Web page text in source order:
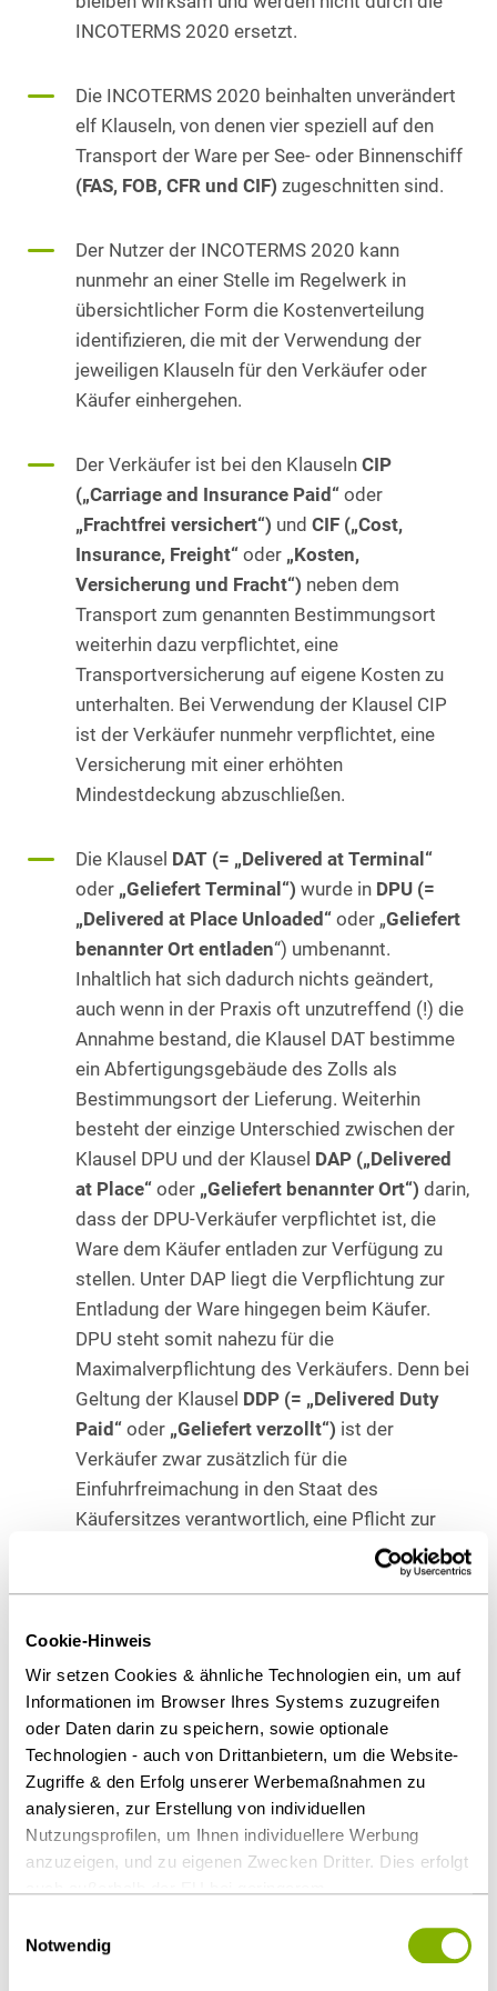
Cookie-Hinweis
Wir setzen Cookies & ähnliche Technologien ein, um auf
Informationen im Browser Ihres Systems zuzugreifen
oder Daten darin zu speichern, sowie optionale
Technologien - auch von Drittanbietern, um die Website-
Zugriffe & den Erfolg unserer Werbemaßnahmen zu
analysieren, zur Erstellung von individuellen
Nutzungsprofilen, um Ihnen individuellere Werbung
anzuzeigen, und zu eigenen Zwecken Dritter. Dies erfolgt
Regelungen das Risiko des staatlichen Zugriffs &
Notwendig
INCOTERMS 2020 ersetzt.
Die INCOTERMS 2020 beinhalten unverändert
elf Klauseln, von denen vier speziell auf den
Transport der Ware per See- oder Binnenschiff
(FAS, FOB, CFR und CIF) zugeschnitten sind.
Der Nutzer der INCOTERMS 2020 kann
nunmehr an einer Stelle im Regelwerk in
übersichtlicher Form die Kostenverteilung
identifizieren, die mit der Verwendung der
jeweiligen Klauseln für den Verkäufer oder
Käufer einhergehen.
Der Verkäufer ist bei den Klauseln CIP
(„Carriage and Insurance Paid“ oder
„Frachtfrei versichert“) und CIF („Cost,
Insurance, Freight“ oder „Kosten,
Versicherung und Fracht“) neben dem
Transport zum genannten Bestimmungsort
weiterhin dazu verpflichtet, eine
Transportversicherung auf eigene Kosten zu
unterhalten. Bei Verwendung der Klausel CIP
ist der Verkäufer nunmehr verpflichtet, eine
Versicherung mit einer erhöhten
Mindestdeckung abzuschließen.
Die Klausel DAT (= „Delivered at Terminal“
oder „Geliefert Terminal“) wurde in DPU (=
„Delivered at Place Unloaded“ oder „Geliefert
benannter Ort entladen“) umbenannt.
Inhaltlich hat sich dadurch nichts geändert,
auch wenn in der Praxis oft unzutreffend (!) die
Annahme bestand, die Klausel DAT bestimme
ein Abfertigungsgebäude des Zolls als
Bestimmungsort der Lieferung. Weiterhin
besteht der einzige Unterschied zwischen der
Klausel DPU und der Klausel DAP („Delivered
at Place“ oder „Geliefert benannter Ort“) darin,
dass der DPU-Verkäufer verpflichtet ist, die
Ware dem Käufer entladen zur Verfügung zu
stellen. Unter DAP liegt die Verpflichtung zur
Entladung der Ware hingegen beim Käufer.
DPU steht somit nahezu für die
Maximalverpflichtung des Verkäufers. Denn bei
Geltung der Klausel DDP (= „Delivered Duty
Paid“ oder „Geliefert verzollt“) ist der
Verkäufer zwar zusätzlich für die
Einfuhrfreimachung in den Staat des
Käufersitzes verantwortlich, eine Pflicht zur
Entladung der Ware trifft den DDP Verkäufer
Auf folgende Punkte möchten wir Sie anlässlich der
Neufassung der INCOTERMS besonders hinweisen:
Die Klausel EXW(= „Ex Works“oder„Ab
Werk“)ist weiterhin in den INCOTERMS 2020
enthalten. Diese erfreut sich bei vielen
Verkäufern großer Beliebtheit, bürdet sie dem
Käufer doch nahezu sämtliche Pflichten in
Zusammenhang mit der Verbringung der Ware
muss der Verkäufer die Ware nur an seinem
Werk oder Lager zur Verfügung stellen. EXW